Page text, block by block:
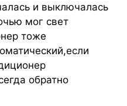
и выключалась
мог свет
тоже
обратно